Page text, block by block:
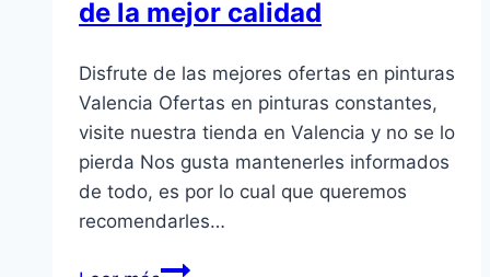
de la mejor calidad
Disfrute de las mejores ofertas en pinturas
Valencia Ofertas en pinturas constantes,
visite nuestra tienda en Valencia y no se lo
pierda Nos gusta mantenerles informados
de todo, es por lo cual que queremos
recomendarles…
Ofertas